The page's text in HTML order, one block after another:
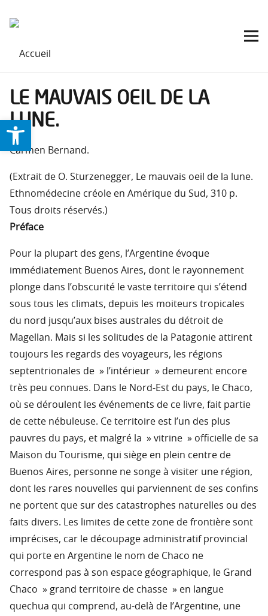
LE MAUVAIS OEIL DE LA
LUNE.
Carmen Bernand.
(Extrait de O. Sturzenegger, Le mauvais oeil de la lune.
Ethnomédecine créole en Amérique du Sud, 310 p.
Tous droits réservés.)
Préface
Pour la plupart des gens, l’Argentine évoque
immédiatement Buenos Aires, dont le rayonnement
plonge dans l’obscurité le vaste territoire qui s’étend
sous tous les climats, depuis les moiteurs tropicales
du nord jusqu’aux bises australes du détroit de
Magellan. Mais si les solitudes de la Patagonie attirent
toujours les regards des voyageurs, les régions
septentrionales de » l’intérieur » demeurent encore
très peu connues. Dans le Nord-Est du pays, le Chaco,
où se déroulent les événements de ce livre, fait partie
de cette nébuleuse. Ce territoire est l’un des plus
pauvres du pays, et malgré la » vitrine » officielle de sa
Maison du Tourisme, qui siège en plein centre de
Buenos Aires, personne ne songe à visiter une région,
dont les rares nouvelles qui parviennent de ses confins
ne portent que sur des catastrophes naturelles ou des
faits divers. Les limites de cette zone de frontière sont
imprécises, car le découpage administratif provincial
qui porte en Argentine le nom de Chaco ne
correspond pas à son espace géographique, le Grand
Chaco » grand territoire de chasse » en langue
quechua qui comprend, au-delà de l’Argentine, une
Ouvrir la barre d’outils